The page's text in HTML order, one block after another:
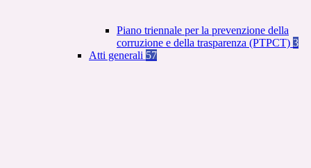
Piano triennale per la prevenzione della
corruzione e della trasparenza (PTPCT) 3
Atti generali 57